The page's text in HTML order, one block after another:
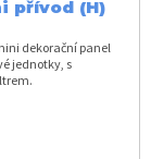
přívod (H)
dekorační panel
jednotky, s